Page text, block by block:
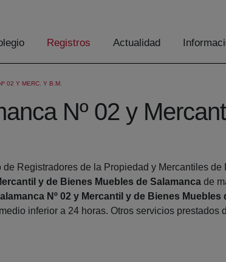
Registros Actualidad
02 Y MERC. Y B.M.
Nº 02 y
Registradores de la Propiedad y Mercantiles
y de Bienes Muebles de Salamanca de
Nº 02 y Mercantil y de Bienes Muebles
inferior a 24 horas. Otros servicios